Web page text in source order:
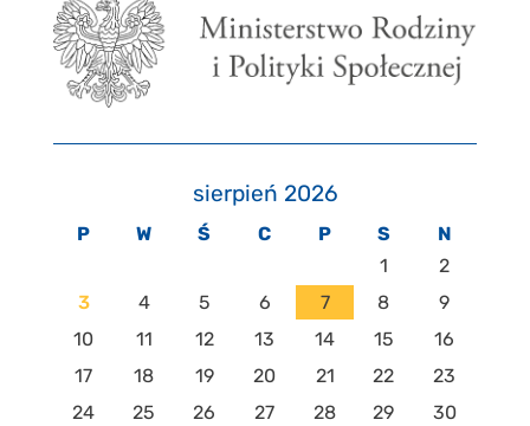
sierpień 2026
P W Ś C P S
N
1
2
3
4 5 6 7 8
9
10
11 12 13 14 15
16
17
18 19 20 21 22
23
24
25 26 27 28 29
30